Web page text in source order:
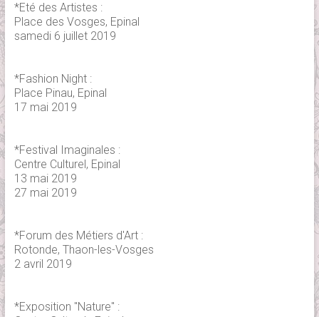
*Eté des Artistes :
Place des Vosges, Epinal
samedi 6 juillet 2019
*Fashion Night :
Place Pinau, Epinal
17 mai 2019
*Festival Imaginales :
Centre Culturel, Epinal
13 mai 2019
27 mai 2019
*Forum des Métiers d'Art :
Rotonde, Thaon-les-Vosges
2 avril 2019
*Exposition "Nature" :